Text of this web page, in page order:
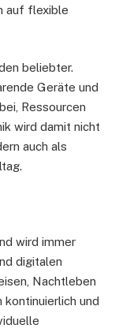
auf flexible
beliebter.
Geräte und
Ressourcen
wird damit nicht
auch als
wird immer
digitalen
Nachtleben
und